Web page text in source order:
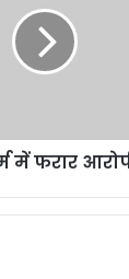
में फरार